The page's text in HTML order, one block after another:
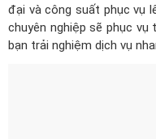
đại và công suất phục vụ
chuyên nghiệp sẽ phục
bạn trải nghiệm dịch vụ